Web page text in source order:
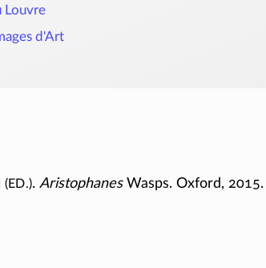
Louvre
d'Art
(ed.).AristophanesWasps. Oxford, 2015.